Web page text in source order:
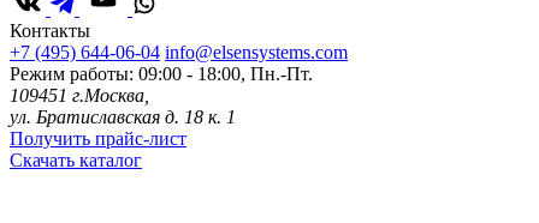
Контакты
+7 (495) 644-06-04 info@elsensystems.com
Режим работы: 09:00 - 18:00, Пн.-Пт.
109451 г.Москва,
ул. Братиславская д. 18 к. 1
Получить прайс-лист
Скачать каталог